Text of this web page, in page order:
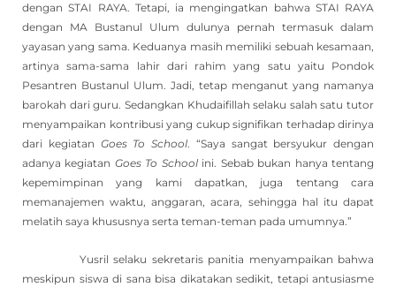
dengan STAI RAYA. Tetapi, ia mengingatkan bahwa STAI RAYA
dengan MA Bustanul Ulum dulunya pernah termasuk dalam
yayasan yang sama. Keduanya masih memiliki sebuah kesamaan,
artinya sama-sama lahir dari rahim yang satu yaitu Pondok
Pesantren Bustanul Ulum. Jadi, tetap menganut yang namanya
barokah dari guru. Sedangkan Khudaifillah selaku salah satu tutor
menyampaikan kontribusi yang cukup signifikan terhadap dirinya
dari kegiatan Goes To School. “Saya sangat bersyukur dengan
adanya kegiatan Goes To Schoolini. Sebab bukan hanya tentang
kepemimpinan yang kami dapatkan, juga tentang cara
memanajemen waktu, anggaran, acara, sehingga hal itu dapat
melatih saya khususnya serta teman-teman pada umumnya.”
Yusril selaku sekretaris panitia menyampaikan bahwa
meskipun siswa di sana bisa dikatakan sedikit, tetapi antusiasme